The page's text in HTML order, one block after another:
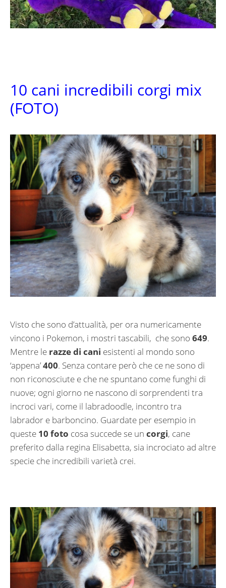
10 cani incredibili corgi mix
(FOTO)
Visto che sono d’attualità, per ora numericamente
vincono i Pokemon, i mostri tascabili, che sono 649.
Mentre le razze di cani esistenti al mondo sono
‘appena’400. Senza contare però che ce ne sono di
non riconosciute e che ne spuntano come funghi di
nuove; ogni giorno ne nascono di sorprendenti tra
incroci vari, come il labradoodle, incontro tra
labrador e barboncino. Guardate per esempio in
queste 10 foto cosa succede se un corgi, cane
preferito dalla regina Elisabetta, sia incrociato ad altre
specie che incredibili varietà crei.